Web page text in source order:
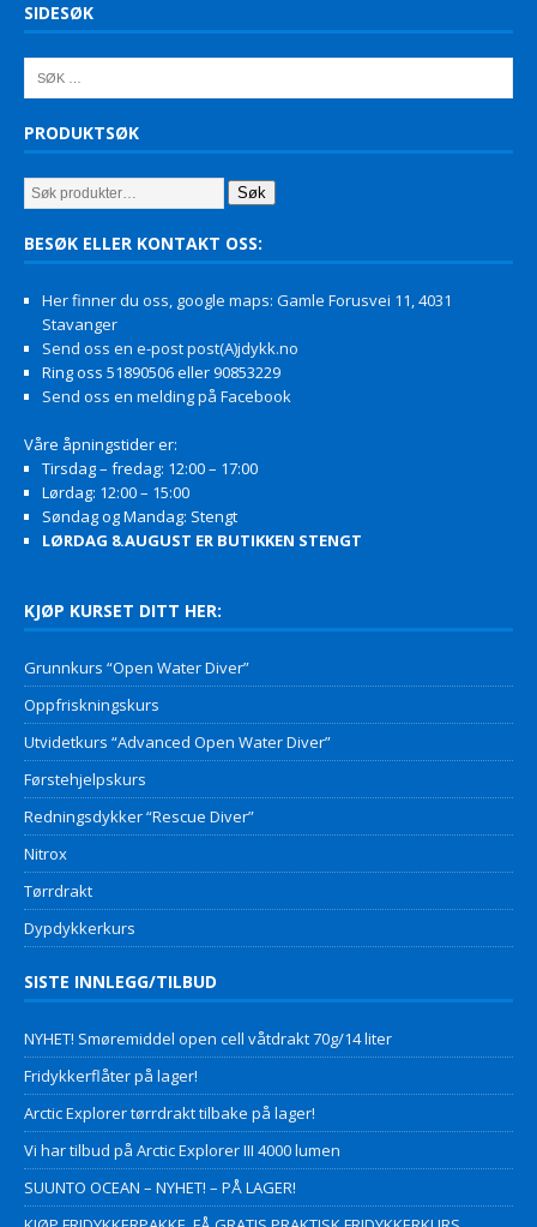
SIDESØK
PRODUKTSØK
Søk
BESØK ELLER KONTAKT OSS:
Her finner du oss, google maps: Gamle Forusvei 11, 4031
Stavanger
Send oss en e-post post(A)jdykk.no
Ring oss 51890506 eller 90853229
Send oss en melding på Facebook
Våre åpningstider er:
Tirsdag – fredag: 12:00 – 17:00
Lørdag: 12:00 – 15:00
Søndag og Mandag: Stengt
LØRDAG 8.AUGUST ER BUTIKKEN STENGT
KJØP KURSET DITT HER:
Grunnkurs “Open Water Diver”
Oppfriskningskurs
Utvidetkurs “Advanced Open Water Diver”
Førstehjelpskurs
Redningsdykker “Rescue Diver”
Nitrox
Tørrdrakt
Dypdykkerkurs
SISTE INNLEGG/TILBUD
NYHET! Smøremiddel open cell våtdrakt 70g/14 liter
Fridykkerflåter på lager!
Arctic Explorer tørrdrakt tilbake på lager!
Vi har tilbud på Arctic Explorer III 4000 lumen
SUUNTO OCEAN – NYHET! – PÅ LAGER!